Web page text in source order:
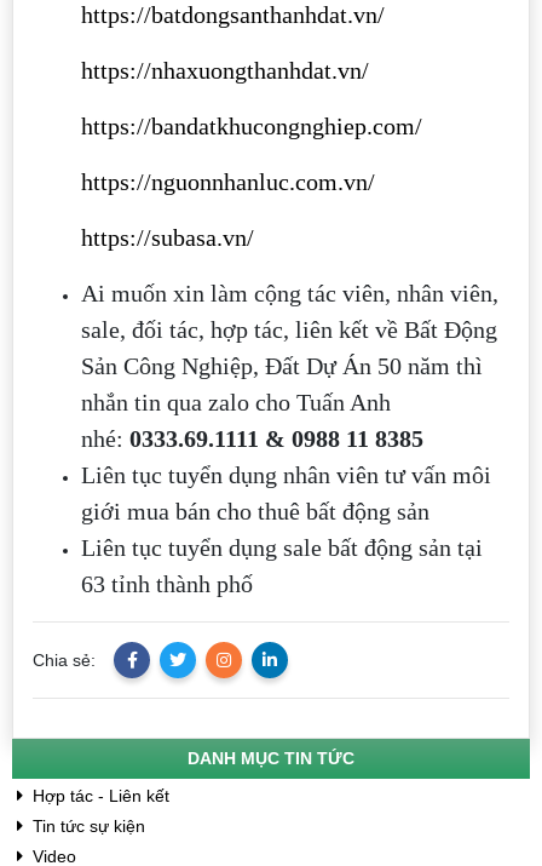
https://batdongsanthanhdat.vn/
https://nhaxuongthanhdat.vn/
https://bandatkhucongnghiep.com/
https://nguonnhanluc.com.vn/
https://subasa.vn/
Ai muốn xin làm cộng tác viên, nhân viên,
sale, đối tác, hợp tác, liên kết về Bất Động
Sản Công Nghiệp, Đất Dự Án 50 năm thì
nhắn tin qua zalo cho Tuấn Anh
nhé: 0333.69.1111 & 0988 11 8385
Liên tục tuyển dụng nhân viên tư vấn môi
giới mua bán cho thuê bất động sản
Liên tục tuyển dụng sale bất động sản tại
63 tỉnh thành phố
Chia sẻ:
DANH MỤC TIN TỨC
Hợp tác - Liên kết
Tin tức sự kiện
Video